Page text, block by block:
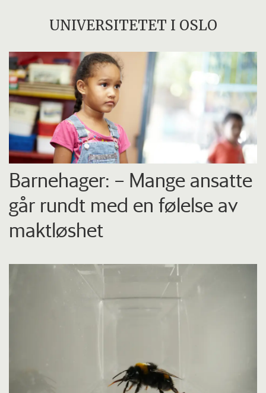
UNIVERSITETET I OSLO
Barnehager: – Mange ansatte
går rundt med en følelse av
maktløshet